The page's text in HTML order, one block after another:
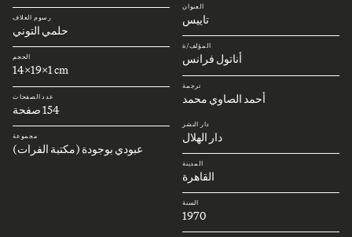
العنوان
تاييس
المؤلف/ة
أناتول فرانس
ترجمة
أحمد الصاوي محمد
دار النشر
دار الهلال
المدينة
القاهرة
السنة
1970
رسوم الغلاف
حلمي التوني
الحجم
14x19x1 cm
عدد الصفحات
154 صفحة
مجموعة
عبودي بوجودة (مكتبة الفرات)